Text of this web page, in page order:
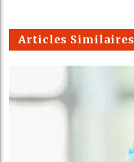
m
Articles Similaires